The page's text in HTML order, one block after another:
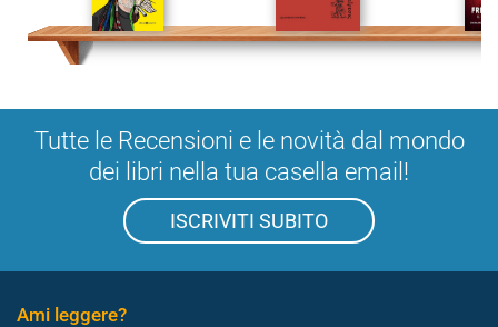
Tutte le Recensioni e le novità dal mondo
dei libri nella tua casella email!
ISCRIVITI SUBITO
Ami leggere?